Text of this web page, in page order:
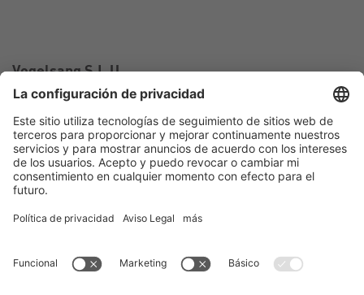
Vogelsang S.L.U.
Carrer Falcó, 10-12,
43810 El Pla de Santa Maria, Tarragona
España
Contacto
Correo electrónico:
spain@vogelsang.info